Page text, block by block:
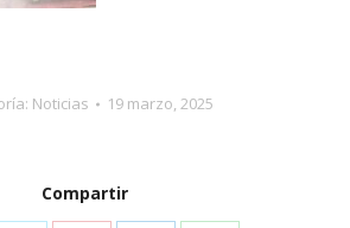
Noticias 19 marzo, 2025
Compartir